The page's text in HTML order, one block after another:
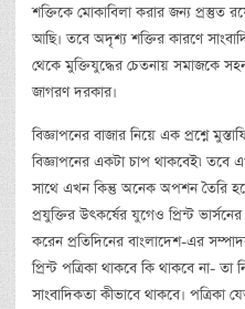
শক্তিকে মোকাবিলা করার জন্য প্রস্তুত
আছি। তবে অদৃশ্য শক্তির কারণে
থেকে মুক্তিযুদ্ধের চেতনায় সমাজকে
জাগরণ দরকার।
বিজ্ঞাপনের বাজার নিয়ে এক প্রশ্নে
বিজ্ঞাপনের একটা চাপ থাকবেই৷ তবে
সাথে এখন কিন্তু অনেক অপশন তৈরি
প্রযুক্তির উৎকর্ষের যুগেও প্রিন্ট
করেন প্রতিদিনের বাংলাদেশ-এর
প্রিন্ট পত্রিকা থাকবে কি থাকবে না-
সাংবাদিকতা কীভাবে থাকবে। পত্রিকা